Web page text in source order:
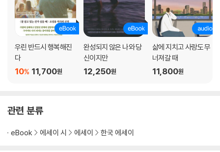
우린 반드시 행복해진
다
11,700원
10%
완성되지 않은 나와 당
신이지만
12,250원
삶에 지치고 사랑도 무
너져갈 때
11,800원
관련 분류
eBook 에세이 시 에세이 한국 에세이